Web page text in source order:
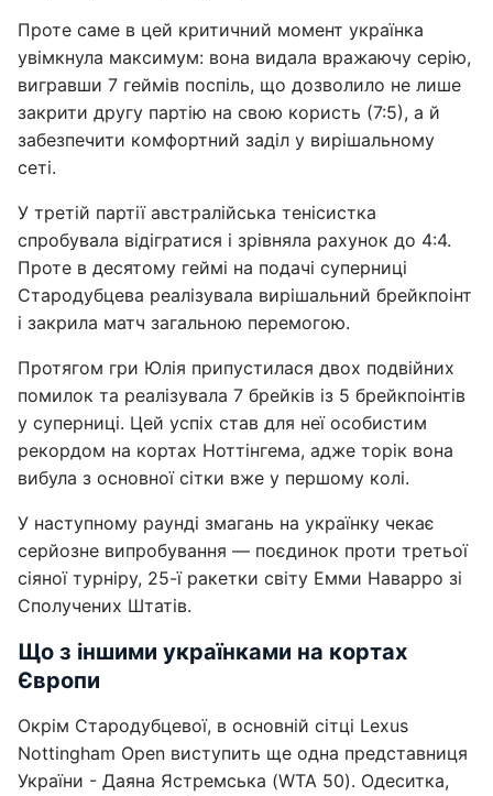
Проте саме в цей критичний момент українка
увімкнула максимум: вона видала вражаючу серію,
вигравши 7 геймів поспіль, що дозволило не лише
закрити другу партію на свою користь (7:5), а й
забезпечити комфортний заділ у вирішальному
сеті.
У третій партії австралійська тенісистка
спробувала відігратися і зрівняла рахунок до 4:4.
Проте в десятому геймі на подачі суперниці
Стародубцева реалізувала вирішальний брейкпоінт
і закрила матч загальною перемогою.
Протягом гри Юлія припустилася двох подвійних
помилок та реалізувала 7 брейків із 5 брейкпоінтів
у суперниці. Цей успіх став для неї особистим
рекордом на кортах Ноттінгема, адже торік вона
вибула з основної сітки вже у першому колі.
У наступному раунді змагань на українку чекає
серйозне випробування — поєдинок проти третьої
сіяної турніру, 25-ї ракетки світу Емми Наварро зі
Сполучених Штатів.
Що з іншими українками на кортах
Європи
Окрім Стародубцевої, в основній сітці Lexus
Nottingham Open виступить ще одна представниця
України - Даяна Ястремська (WTA 50). Одеситка,